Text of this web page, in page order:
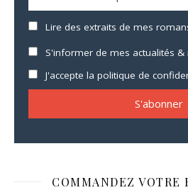
Lire des extraits de mes
S'informer de mes actualités
J'accepte la politique de
COMMANDEZ VOTRE